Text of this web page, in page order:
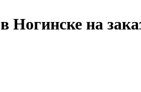
в Ногинске на